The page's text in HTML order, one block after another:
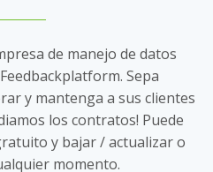
de manejo de datos
Sepa
y mantenga a sus clientes
los contratos! Puede
y bajar / actualizar o
momento.